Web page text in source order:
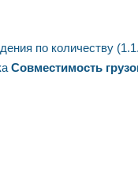
по количеству
Совместимость